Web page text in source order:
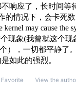
响应了，长时间
情况下，会卡死数
kernel may cause
现象(我曾就这个
），一切都平静了
如此的强烈。
Favorite View the